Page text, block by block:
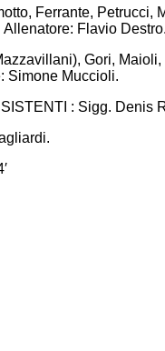
Ferrante, Petrucci,
Flavio Destro.
Gori,
Simone Muccioli.
: Sigg.